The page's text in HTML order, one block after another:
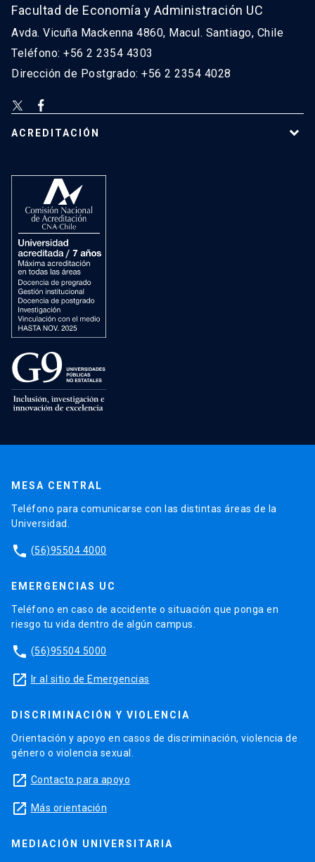
Facultad de Economía y Administración UC
Avda. Vicuña Mackenna 4860, Macul. Santiago, Chile
Teléfono: +56 2 2354 4303
Dirección de Postgrado: +56 2 2354 4028
ACREDITACIÓN
MESA CENTRAL
Teléfono para comunicarse con las distintas áreas de la
Universidad.
phone (56)95504 4000
EMERGENCIAS UC
Teléfono en caso de accidente o situación que ponga en
riesgo tu vida dentro de algún campus.
phone (56)95504 5000
launch Ir al sitio de Emergencias
DISCRIMINACIÓN Y VIOLENCIA
Orientación y apoyo en casos de discriminación, violencia de
género o violencia sexual.
launch Contacto para apoyo
launch Más orientación
MEDIACIÓN UNIVERSITARIA